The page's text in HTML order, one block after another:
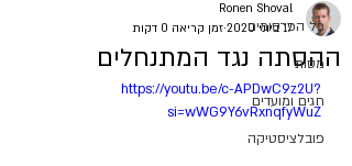
כל הפרסומים
מסות
חגים ומועדים
פובלציסטיקה
ההסתה נגד המתנחלים
Ronen Shoval
17 ביוני 2020
זמן קריאה 0 דקות
https://youtu.be/c-APDwC9z2U?
si=wWG9Y6vRxnqfyWuZ